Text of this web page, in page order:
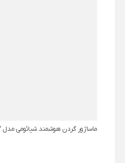
ماساژور گردن هوشمند شیائومی مدل Mijia Smart Neck Pillow Massager MJJZAMY01YMYY